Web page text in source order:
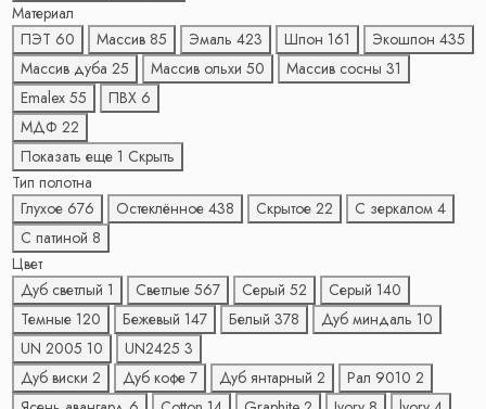
Материал
ПЭТ 60 Массив 85 Эмаль 423 Шпон 161 Экошпон 435
Массив дуба 25 Массив ольхи 50 Массив сосны 31
Emalex 55 ПВХ 6
МДФ 22
Показать еще 1 Скрыть
Тип полотна
Глухое 676 Остеклённое 438 Скрытое 22 С зеркалом 4
С патиной 8
Цвет
Дуб светлый 1 Светлые 567 Серый 52 Серый 140
Темные 120 Бежевый 147 Белый 378 Дуб миндаль 10
UN 2005 10 UN2425 3
Дуб виски 2 Дуб кофе 7 Дуб янтарный 2 Рал 9010 2